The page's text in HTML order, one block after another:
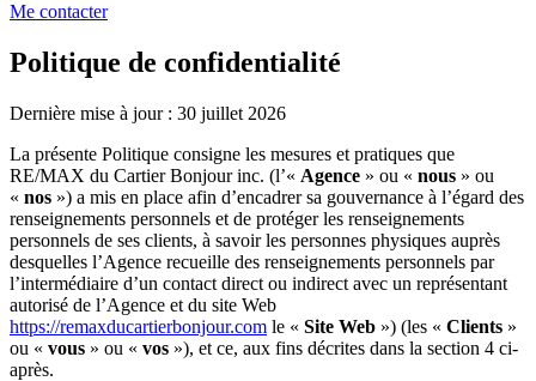
Me contacter
Politique de confidentialité
Dernière mise à jour : 30 juillet 2026
La présente Politique consigne les mesures et pratiques que
RE/MAX du Cartier Bonjour inc. (l’« Agence » ou « nous » ou
« nos ») a mis en place afin d’encadrer sa gouvernance à l’égard des
renseignements personnels et de protéger les renseignements
personnels de ses clients, à savoir les personnes physiques auprès
desquelles l’Agence recueille des renseignements personnels par
l’intermédiaire d’un contact direct ou indirect avec un représentant
autorisé de l’Agence et du site Web
https://remaxducartierbonjour.com le « Site Web ») (les « Clients »
ou « vous » ou « vos »), et ce, aux fins décrites dans la section 4 ci-
après.